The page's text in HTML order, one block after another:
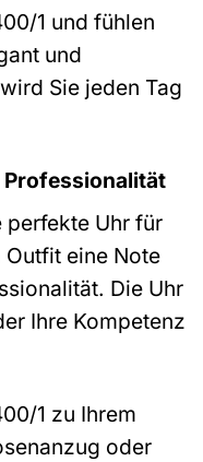
1 und fühlen
und
Sie jeden Tag
perfekte Uhr für
Outfit eine Note
Die Uhr
Ihre Kompetenz
1 zu Ihrem
oder